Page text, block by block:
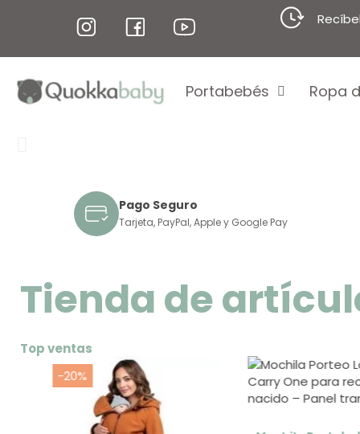
Portabebés Ropa
Pago Seguro
Tarjeta, PayPal, Apple y Google Pay
Tienda de
Top ventas
-20%